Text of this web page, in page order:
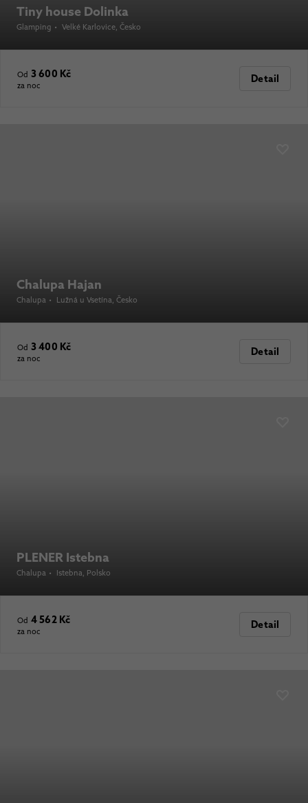
Tiny house Dolinka
Glamping • Velké Karlovice, Česko
Od 3 600 Kč
za noc
Detail
Chalupa Hajan
Chalupa • Lužná u Vsetína, Česko
Od 3 400 Kč
za noc
Detail
PLENER Istebna
Chalupa • Istebna, Polsko
Od 4 562 Kč
za noc
Detail